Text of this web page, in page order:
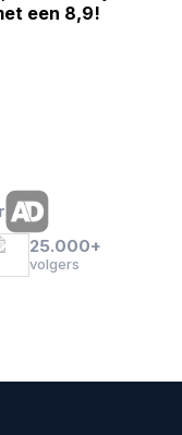
een 8,9!
25.000+
volgers